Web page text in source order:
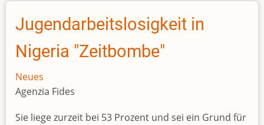
Jugendarbeitslosigkeit in
Nigeria "Zeitbombe"
Neues
Agenzia Fides
Sie liege zurzeit bei 53 Prozent und sei ein Grund für